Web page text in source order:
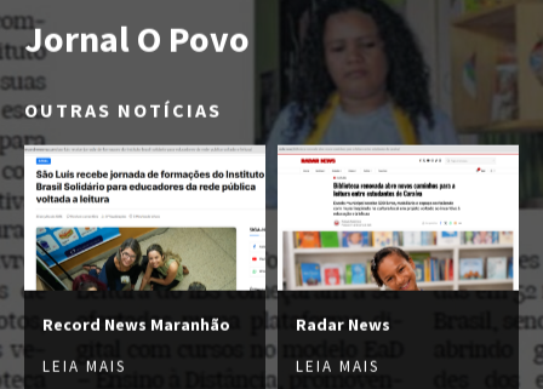
Jornal O Povo
OUTRAS NOTÍCIAS
Record News Maranhão
LEIA MAIS
Radar News
LEIA MAIS